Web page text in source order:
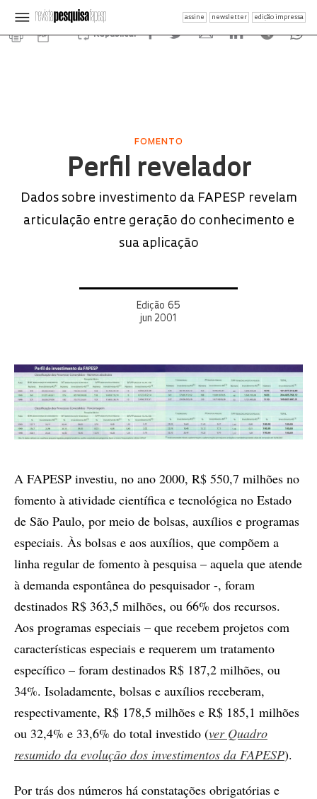
assine newsletter edição impressa
Republicar
FOMENTO
Perfil revelador
Dados sobre investimento da FAPESP revelam
articulação entre geração do conhecimento e
sua aplicação
Edição 65
jun 2001
A FAPESP investiu, no ano 2000, R$ 550,7 milhões no
fomento à atividade científica e tecnológica no Estado
de São Paulo, por meio de bolsas, auxílios e programas
especiais. Às bolsas e aos auxílios, que compõem a
linha regular de fomento à pesquisa – aquela que atende
à demanda espontânea do pesquisador -, foram
destinados R$ 363,5 milhões, ou 66% dos recursos.
Aos programas especiais – que recebem projetos com
características especiais e requerem um tratamento
específico – foram destinados R$ 187,2 milhões, ou
34%. Isoladamente, bolsas e auxílios receberam,
respectivamente, R$ 178,5 milhões e R$ 185,1 milhões
ou 32,4% e 33,6% do total investido (ver Quadro
resumido da evolução dos investimentos da FAPESP).
Por trás dos números há constatações obrigatórias e